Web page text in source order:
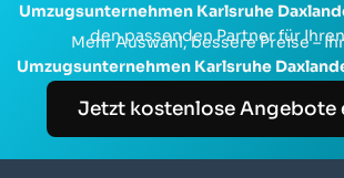
Umzugsunternehmen Karlsruhe
den passenden Partner für
Mehr Auswahl, bessere Preise –
Umzugsunternehmen Karlsruhe
Jetzt kostenlose Angebote